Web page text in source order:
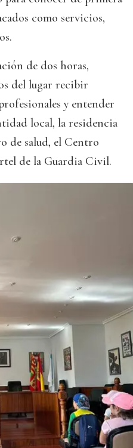
como servicios,
de dos horas,
del lugar recibir
y entender
local, la residencia
de salud, el Centro
de la Guardia Civil.